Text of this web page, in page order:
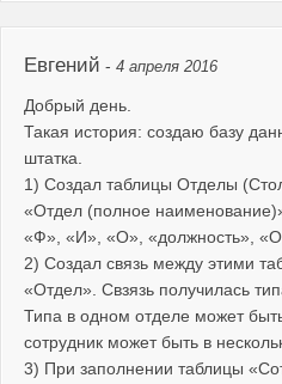
Евгений - 4 апреля 2016
Добрый день.
Такая история: создаю базу
штатка.
1) Создал таблицы Отделы
«Отдел (полное
«Ф», «И», «О», «должность»,
2) Создал связь между этими
«Отдел». Свзязь получилась
Типа в одном отделе может
сотрудник может быть в
3) При заполнении таблицы